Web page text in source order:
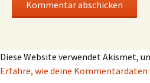
Diese Website verwendet Akismet,
Erfahre, wie deine